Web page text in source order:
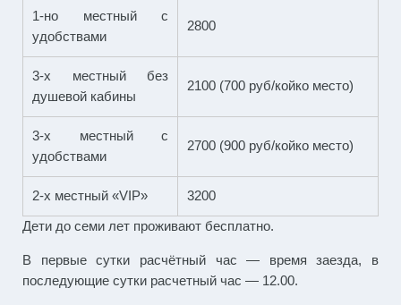
1-но местный с
удобствами
2800
3-х местный без
душевой кабины
2100 (700 руб/койко место)
3-х местный с
удобствами
2700 (900 руб/койко место)
2-х местный «VIP» 3200
Дети до семи лет проживают бесплатно.
В первые сутки расчётный час — время заезда, в
последующие сутки расчетный час — 12.00.